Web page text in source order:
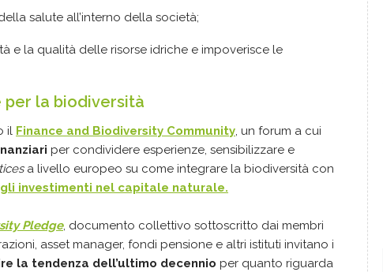
salute all’interno della società;
e la qualità delle risorse idriche e impoverisce le
la biodiversità
il Finance and Biodiversity Community, un forum a cui
per condividere esperienze, sensibilizzare e
a livello europeo su come integrare la biodiversità con
investimenti nel capitale naturale.
Pledge, documento collettivo sottoscritto dai membri
asset manager, fondi pensione e altri istituti invitano i
la tendenza dell’ultimo decennio per quanto riguarda